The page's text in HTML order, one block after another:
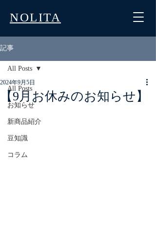
NOLITA
記事
All Posts
お知らせ
新商品紹介
豆知識
コラム
All Posts
【9月お休みのお知らせ】
2024年9月5日